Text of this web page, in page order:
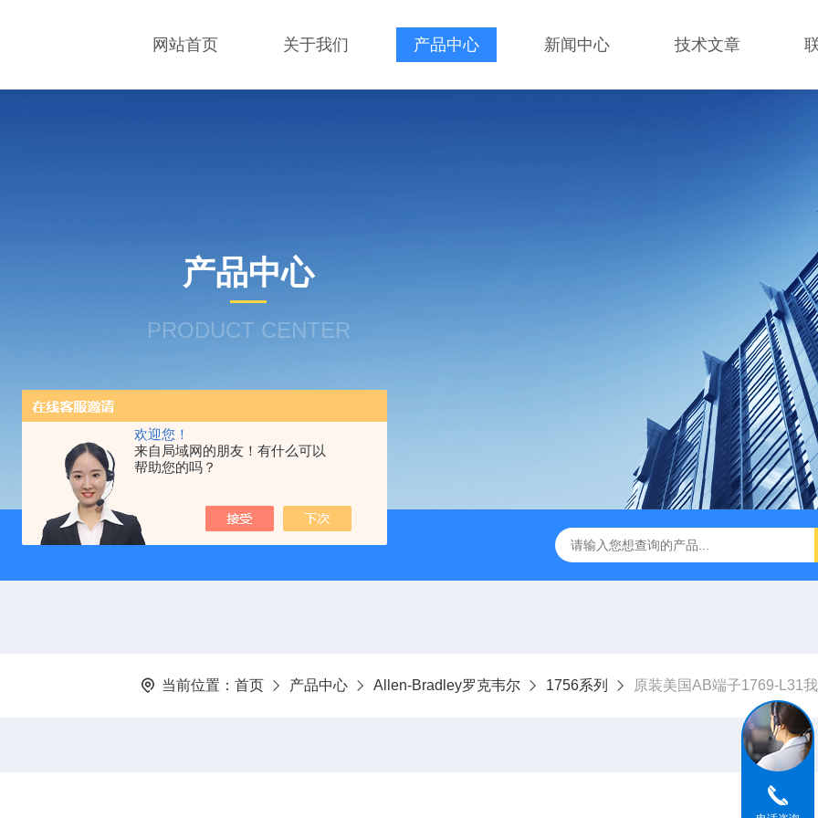
欢迎您！
来自局域网的朋友！有什么可以
帮助您的吗？
网站首页 关于我们 产品中心 新闻中心 技术文章
产品中心
PRODUCT CENTER
当前位置： 首页 产品中心 Allen-Bradley罗克韦尔 1756系列 原装美国AB端子1769-L31